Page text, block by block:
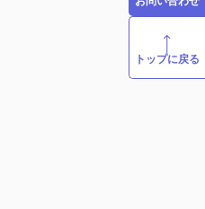
トップに戻る